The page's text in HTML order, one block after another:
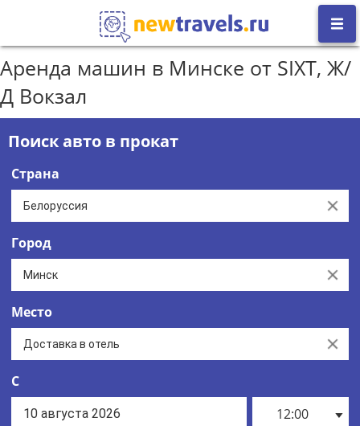
Аренда машин в Минске от SIXT, Ж/
Д Вокзал
Поиск авто в прокат
Страна
Clear
Город
Clear
Место
Clear
С
12:00